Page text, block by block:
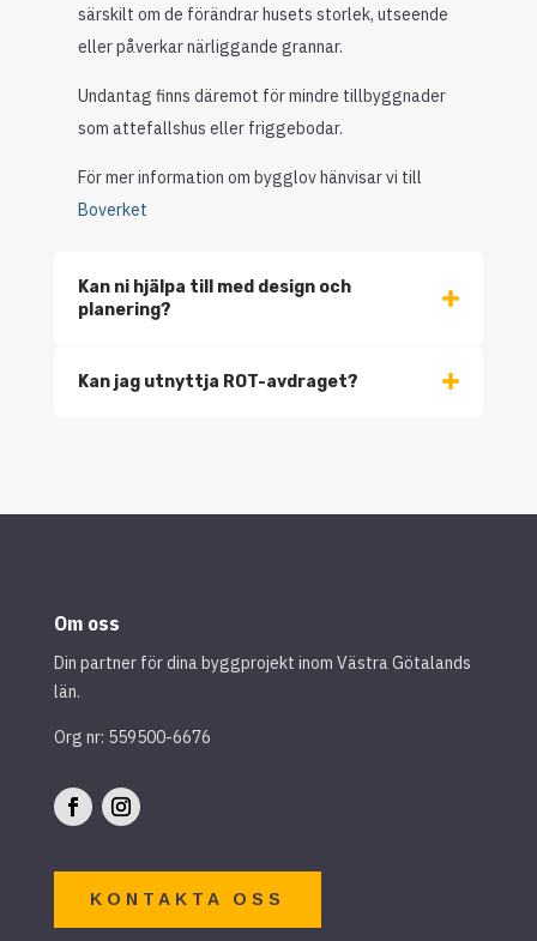
särskilt om de förändrar husets storlek, utseende
eller påverkar närliggande grannar.
Undantag finns däremot för mindre tillbyggnader
som attefallshus eller friggebodar.
För mer information om bygglov hänvisar vi till
Boverket
Kan ni hjälpa till med design och
planering?
Kan jag utnyttja ROT-avdraget?
Om oss
Din partner för dina byggprojekt inom Västra Götalands
län.
Org nr: 559500-6676
KONTAKTA OSS